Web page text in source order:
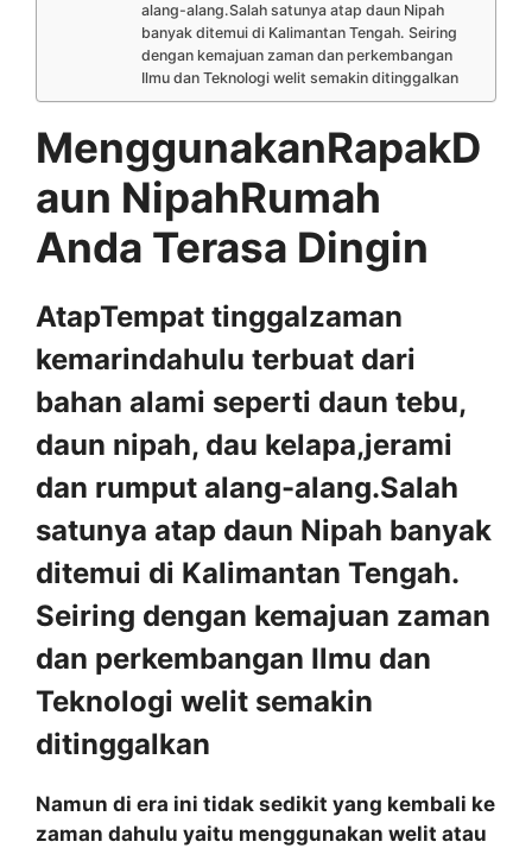
alang-alang.Salah satunya atap daun Nipah
banyak ditemui di Kalimantan Tengah. Seiring
dengan kemajuan zaman dan perkembangan
Ilmu dan Teknologi welit semakin ditinggalkan
MenggunakanRapakD
aun NipahRumah
Anda Terasa Dingin
AtapTempat tinggalzaman
kemarindahulu terbuat dari
bahan alami seperti daun tebu,
daun nipah, dau kelapa,jerami
dan rumput alang-alang.Salah
satunya atap daun Nipah banyak
ditemui di Kalimantan Tengah.
Seiring dengan kemajuan zaman
dan perkembangan Ilmu dan
Teknologi welit semakin
ditinggalkan
Namun di era ini tidak sedikit yang kembali ke
zaman dahulu yaitu menggunakan welit atau